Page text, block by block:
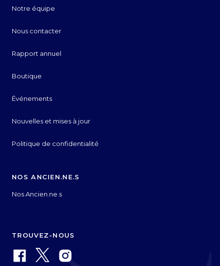
Notre équipe
Nous contacter
Rapport annuel
Boutique
Événements
Nouvelles et mises à jour
Politique de confidentialité
NOS ANCIEN.NE.S
Nos Ancien.ne.s
TROUVEZ-NOUS